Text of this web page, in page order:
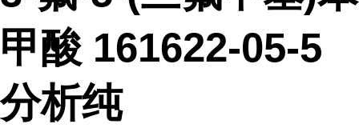
甲酸 161622-05-5
分析纯